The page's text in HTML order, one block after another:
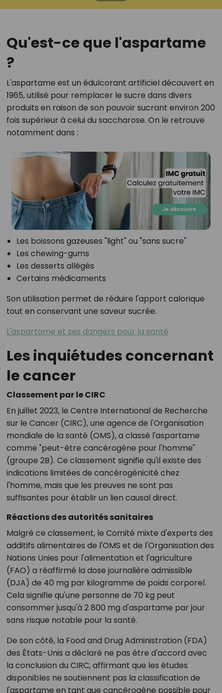
Qu'est-ce que l'aspartame
?
L'aspartame est un édulcorant artificiel découvert en
1965, utilisé pour remplacer le sucre dans divers
produits en raison de son pouvoir sucrant environ 200
fois supérieur à celui du saccharose. On le retrouve
notamment dans :
Les boissons gazeuses "light" ou "sans sucre"
Les chewing-gums
Les desserts allégés
Certains médicaments
Son utilisation permet de réduire l'apport calorique
tout en conservant une saveur sucrée.
L'aspartame et ses dangers pour la santé
Les inquiétudes concernant
le cancer
Classement par le CIRC
En juillet 2023, le Centre International de Recherche
sur le Cancer (CIRC), une agence de l'Organisation
mondiale de la santé (OMS), a classé l'aspartame
comme "peut-être cancérogène pour l'homme"
(groupe 2B). Ce classement signifie qu'il existe des
indications limitées de cancérogénicité chez
l'homme, mais que les preuves ne sont pas
suffisantes pour établir un lien causal direct.
Réactions des autorités sanitaires
Malgré ce classement, le Comité mixte d'experts des
additifs alimentaires de l'OMS et de l'Organisation des
Nations Unies pour l'alimentation et l'agriculture
(FAO) a réaffirmé la dose journalière admissible
(DJA) de 40 mg par kilogramme de poids corporel.
Cela signifie qu'une personne de 70 kg peut
consommer jusqu'à 2 800 mg d'aspartame par jour
sans risque notable pour la santé.
De son côté, la Food and Drug Administration (FDA)
des États-Unis a déclaré ne pas être d'accord avec
la conclusion du CIRC, affirmant que les études
disponibles ne soutiennent pas la classification de
l'aspartame en tant que cancérogène possible pour